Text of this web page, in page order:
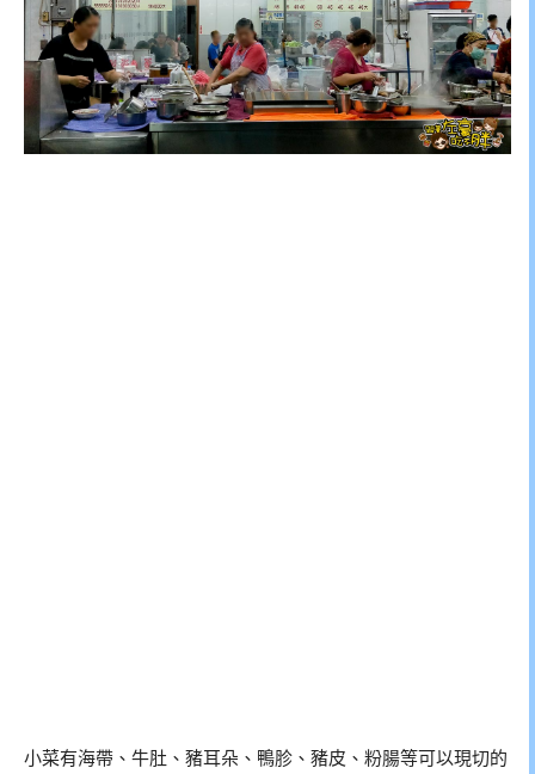
小菜有海帶、牛肚、豬耳朵、鴨胗、豬皮、粉腸等可以現切的